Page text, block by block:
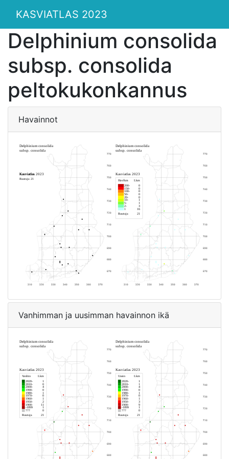
KASVIATLAS 2023
Delphinium consolida
subsp. consolida
peltokukonkannus
Havainnot
Vanhimman ja uusimman havainnon ikä